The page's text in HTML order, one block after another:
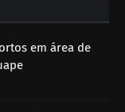
em área de